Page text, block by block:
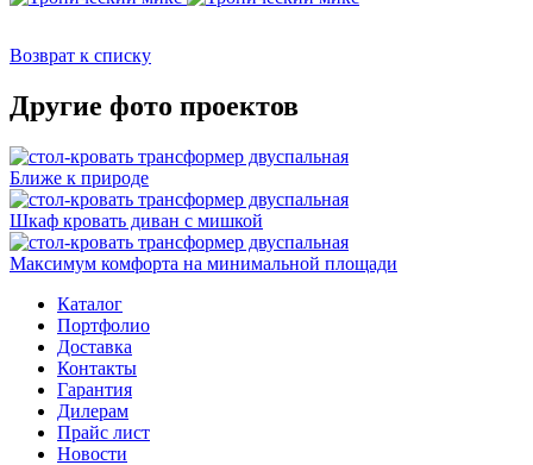
Возврат к списку
Другие фото проектов
Ближе к природе
Шкаф кровать диван с мишкой
Максимум комфорта на минимальной площади
Каталог
Портфолио
Доставка
Контакты
Гарантия
Дилерам
Прайс лист
Новости